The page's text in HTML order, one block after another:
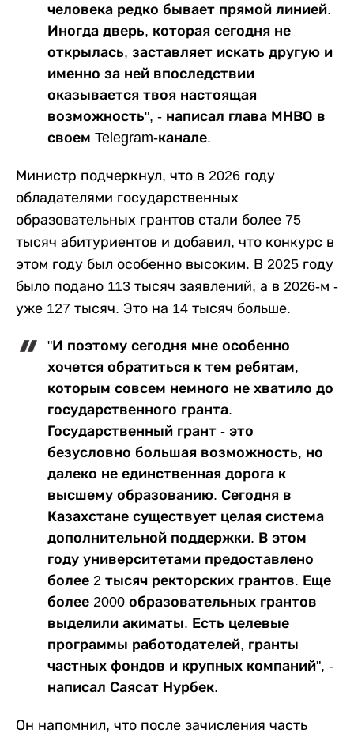
человека редко бывает прямой линией.
Иногда дверь, которая сегодня не
открылась, заставляет искать другую и
именно за ней впоследствии
оказывается твоя настоящая
возможность", - написал глава МНВО в
своем Telegram-канале.
Министр подчеркнул, что в 2026 году
обладателями государственных
образовательных грантов стали более 75
тысяч абитуриентов и добавил, что конкурс в
этом году был особенно высоким. В 2025 году
было подано 113 тысяч заявлений, а в 2026-м -
уже 127 тысяч. Это на 14 тысяч больше.
"И поэтому сегодня мне особенно
хочется обратиться к тем ребятам,
которым совсем немного не хватило до
государственного гранта.
Государственный грант - это
безусловно большая возможность, но
далеко не единственная дорога к
высшему образованию. Сегодня в
Казахстане существует целая система
дополнительной поддержки. В этом
году университетами предоставлено
более 2 тысяч ректорских грантов. Еще
более 2000 образовательных грантов
выделили акиматы. Есть целевые
программы работодателей, гранты
частных фондов и крупных компаний", -
написал Саясат Нурбек.
Он напомнил, что после зачисления часть